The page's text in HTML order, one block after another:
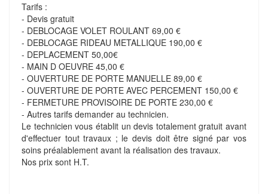
Tarifs :
- Devis gratuit
- DEBLOCAGE VOLET ROULANT 69,00 €
- DEBLOCAGE RIDEAU METALLIQUE 190,00 €
- DEPLACEMENT 50,00€
- MAIN D OEUVRE 45,00 €
- OUVERTURE DE PORTE MANUELLE 89,00 €
- OUVERTURE DE PORTE AVEC PERCEMENT 150,00 €
- FERMETURE PROVISOIRE DE PORTE 230,00 €
- Autres tarifs demander au technicien.
Le technicien vous établit un devis totalement gratuit avant
d'effectuer tout travaux ; le devis doit être signé par vos
soins préalablement avant la réalisation des travaux.
Nos prix sont H.T.